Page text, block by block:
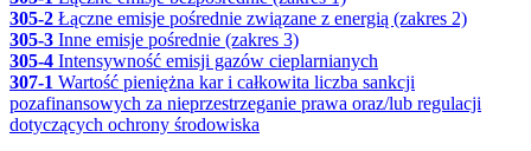
305-2 Łączne emisje pośrednie związane z energią (zakres 2)
305-3 Inne emisje pośrednie (zakres 3)
305-4 Intensywność emisji gazów cieplarnianych
307-1 Wartość pieniężna kar i całkowita liczba sankcji
pozafinansowych za nieprzestrzeganie prawa oraz/lub regulacji
dotyczących ochrony środowiska